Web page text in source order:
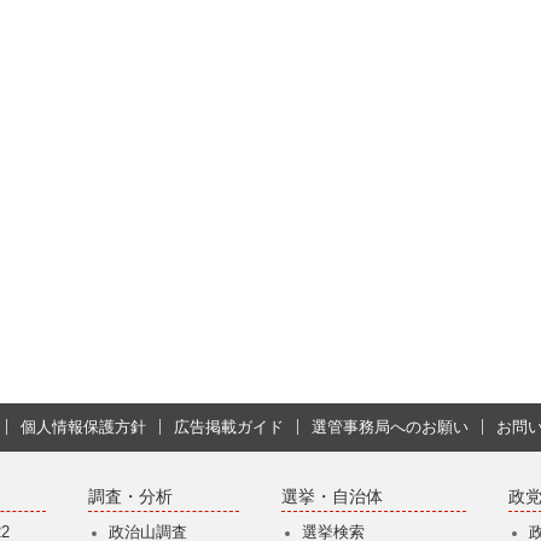
個人情報保護方針 広告掲載ガイド 選管事務局へのお願い お問
調査・分析
政治山調査
選挙・自治体
選挙検索
政